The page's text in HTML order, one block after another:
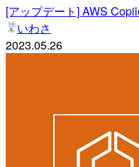
[アップデート] AWS
いわさ
2023.05.26